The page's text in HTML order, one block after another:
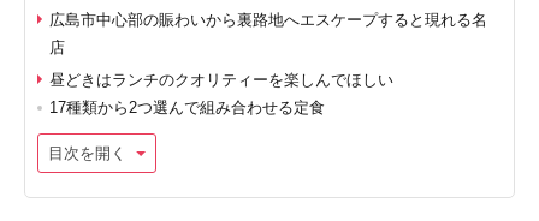
広島市中心部の賑わいから裏路地へエスケープすると現れる名
店
昼どきはランチのクオリティーを楽しんでほしい
17種類から2つ選んで組み合わせる定食
目次を開く